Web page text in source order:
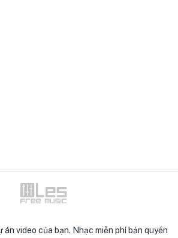
video của bạn. Nhạc miễn phí bản quyền